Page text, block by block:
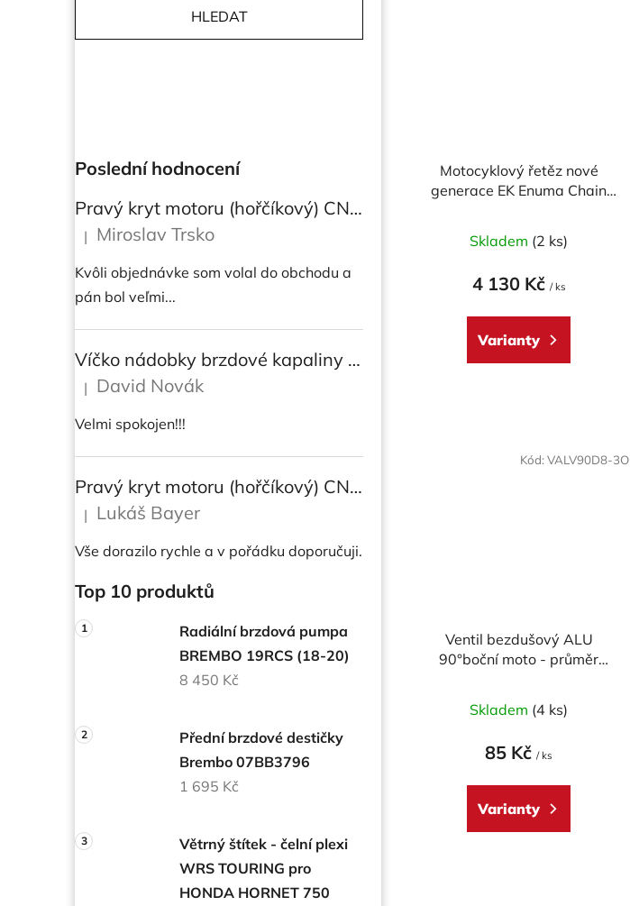
HLEDAT
Poslední hodnocení
Pravý kryt motoru (hořčíkový) CNC RACING pro instalaci transparetního krytu spojky pro Ducati Streetfighter V4/V4S
Hodnocení produktu je 5 z 5 hvězdiček.
| Miroslav Trsko
Kvôli objednávke som volal do obchodu a
pán bol veľmi...
Víčko nádobky brzdové kapaliny CNC Racing - BICOLOR
Hodnocení produktu je 5 z 5 hvězdiček.
| David Novák
Velmi spokojen!!!
Pravý kryt motoru (hořčíkový) CNC RACING pro instalaci transparetního krytu spojky pro DUCATI Multistrada/ Diavel V4/ V4S
Hodnocení produktu je 5 z 5 hvězdiček.
| Lukáš Bayer
Vše dorazilo rychle a v pořádku doporučuji.
Top 10 produktů
Radiální brzdová pumpa
BREMBO 19RCS (18-20)
8 450 Kč
Přední brzdové destičky
Brembo 07BB3796
1 695 Kč
Větrný štítek - čelní plexi
WRS TOURING pro
HONDA HORNET 750
Motocyklový řetěz nové
generace EK Enuma Chain
Skladem (2 ks)
4 130 Kč / ks
Varianty
Ventil bezdušový ALU
90°boční moto - průměr
Skladem (4 ks)
85 Kč/ ks
Varianty
Kód:VALV90D8-3O